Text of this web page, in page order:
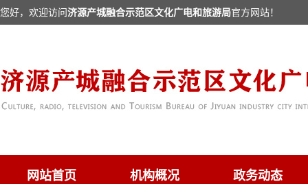
您好，欢迎访问济源产城融合示范区文化广电和旅游局官方网站！
网站首页 机构概况 政务动态